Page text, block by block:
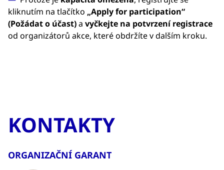
kliknutím na tlačítko „Apply for participation“
(Požádat o účast)a vyčkejte na potvrzení registrace
od organizátorů akce, které obdržíte v dalším kroku.
KONTAKTY
ORGANIZAČNÍ GARANT